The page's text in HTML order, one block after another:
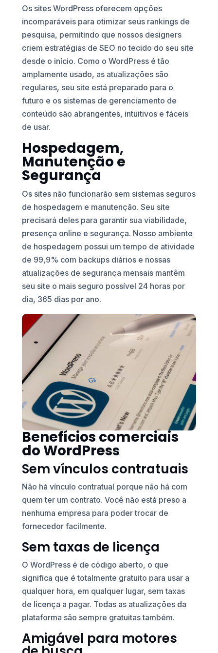
Os sites WordPress oferecem opções
incomparáveis ​​para otimizar seus rankings de
pesquisa, permitindo que nossos designers
criem estratégias de SEO no tecido do seu site
desde o início. Como o WordPress é tão
amplamente usado, as atualizações são
regulares, seu site está preparado para o
futuro e os sistemas de gerenciamento de
conteúdo são abrangentes, intuitivos e fáceis
de usar.
Hospedagem,
Manutenção e
Segurança
Os sites não funcionarão sem sistemas seguros
de hospedagem e manutenção. Seu site
precisará deles para garantir sua viabilidade,
presença online e segurança. Nosso ambiente
de hospedagem possui um tempo de atividade
de 99,9% com backups diários e nossas
atualizações de segurança mensais mantêm
seu site o mais seguro possível 24 horas por
dia, 365 dias por ano.
Benefícios comerciais
do WordPress
Sem vínculos contratuais
Não há vínculo contratual porque não há com
quem ter um contrato. Você não está preso a
nenhuma empresa para poder trocar de
fornecedor facilmente.
Sem taxas de licença
O WordPress é de código aberto, o que
significa que é totalmente gratuito para usar a
qualquer hora, em qualquer lugar, sem taxas
de licença a pagar. Todas as atualizações da
plataforma são sempre gratuitas também.
Amigável para motores